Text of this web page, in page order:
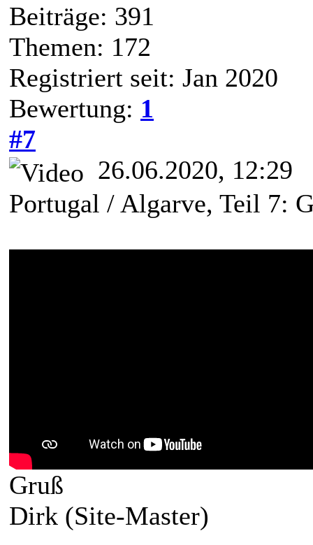
Beiträge: 391
Themen: 172
Registriert seit: Jan 2020
Bewertung: 1
#7
26.06.2020, 12:29
Portugal / Algarve, Teil 7:
Gruß
Dirk (Site-Master)